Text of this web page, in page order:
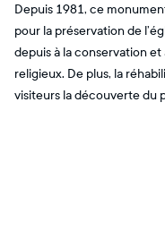
Depuis 1981, ce
pour la préservation de
depuis à la conservation
religieux. De plus, la
visiteurs la découverte du